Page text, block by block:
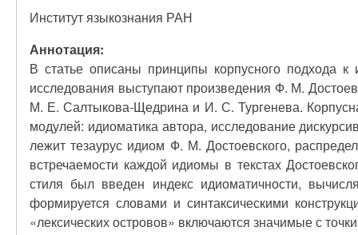
Институт языкознания РАН
Аннотация:
В статье описаны принципы корпусного подхода к
исследования выступают произведения Ф. М.
М. Е. Салтыкова-Щедрина и И. С. Тургенева.
модулей: идиоматика автора, исследование
лежит тезаурус идиом Ф. М. Достоевского,
встречаемости каждой идиомы в текстах
стиля был введен индекс идиоматичности,
формируется словами и синтаксическими
«лексических островов» включаются значимые с